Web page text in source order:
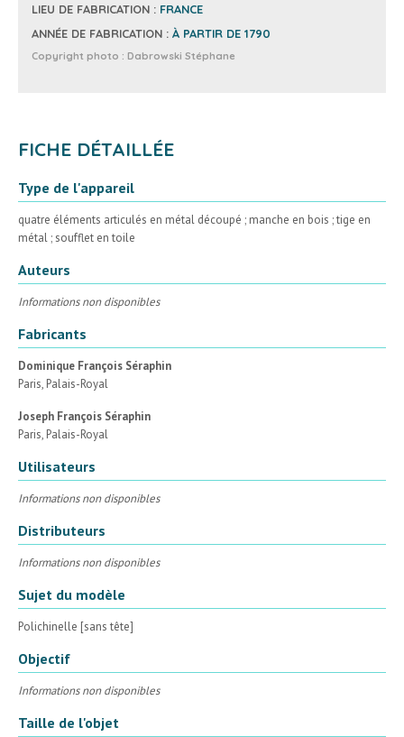
LIEU DE FABRICATION : FRANCE
ANNÉE DE FABRICATION : À PARTIR DE 1790
Copyright photo : Dabrowski Stéphane
FICHE DÉTAILLÉE
Type de l'appareil
quatre éléments articulés en métal découpé ; manche en bois ; tige en
métal ; soufflet en toile
Auteurs
Informations non disponibles
Fabricants
Dominique François Séraphin
Paris, Palais-Royal
Joseph François Séraphin
Paris, Palais-Royal
Utilisateurs
Informations non disponibles
Distributeurs
Informations non disponibles
Sujet du modèle
Polichinelle [sans tête]
Objectif
Informations non disponibles
Taille de l'objet